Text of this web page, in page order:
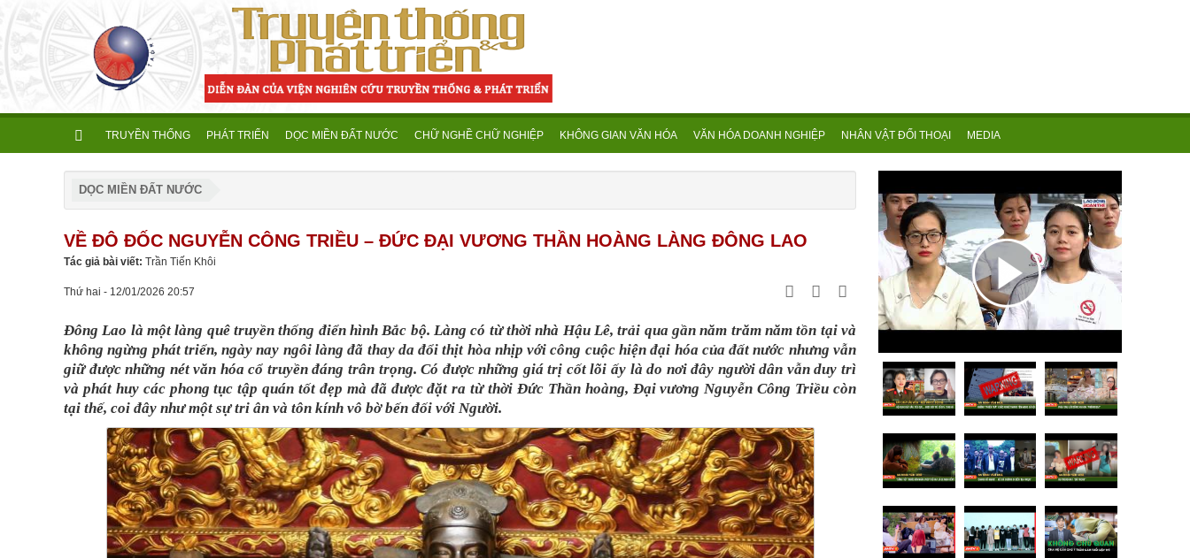
TRUYỀN THỐNG PHÁT TRIỂN DỌC MIỀN ĐẤT NƯỚC CHỮ NGHỀ CHỮ NGHIỆP KHÔNG GIAN VĂN HÓA VĂN HÓA DOANH NGHIỆP NHÂN VẬT ĐỐI THOẠI MEDIA
DỌC MIỀN ĐẤT NƯỚC
VỀ ĐÔ ĐỐC NGUYỄN CÔNG TRIỀU – ĐỨC ĐẠI VƯƠNG THẦN HOÀNG LÀNG ĐÔNG LAO
Tác giả bài viết: Trần Tiến Khôi
Thứ hai - 12/01/2026 20:57
Đông Lao là một làng quê truyền thống điển hình Bắc bộ. Làng có từ thời nhà Hậu Lê, trải qua gần năm trăm năm tồn tại và
không ngừng phát triển, ngày nay ngôi làng đã thay da đổi thịt hòa nhịp với công cuộc hiện đại hóa của đất nước nhưng vẫn
giữ được những nét văn hóa cổ truyền đáng trân trọng. Có được những giá trị cốt lõi ấy là do nơi đây người dân vẫn duy trì
và phát huy các phong tục tập quán tốt đẹp mà đã được đặt ra từ thời Đức Thần hoàng, Đại vương Nguyễn Công Triều còn
tại thế, coi đây như một sự tri ân và tôn kính vô bờ bến đối với Người.